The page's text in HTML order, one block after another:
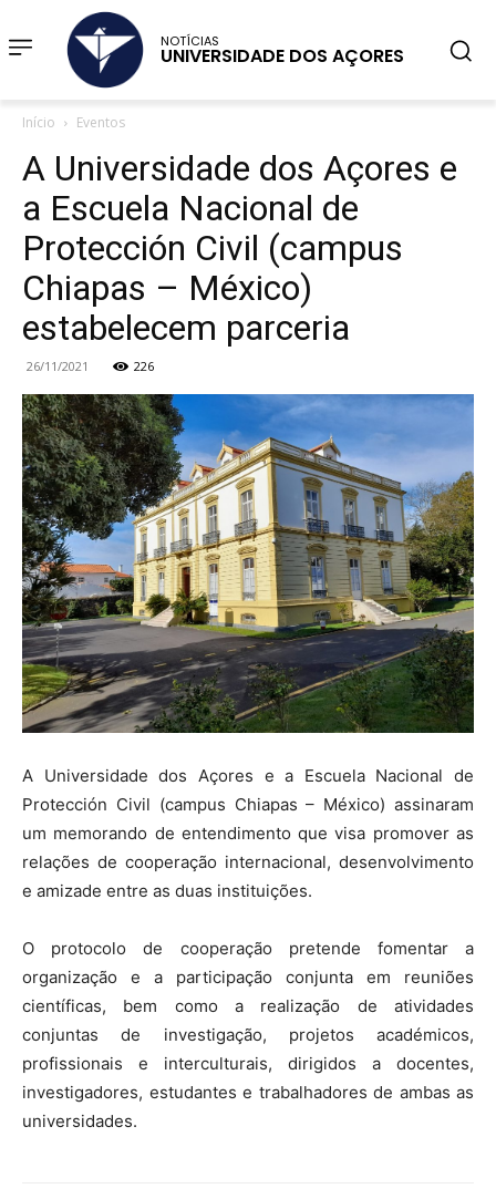
NOTÍCIAS
UNIVERSIDADE DOS AÇORES
Início Eventos
A Universidade dos Açores e
a Escuela Nacional de
Protección Civil (campus
Chiapas – México)
estabelecem parceria
26/11/2021 226
A Universidade dos Açores e a Escuela Nacional de
Protección Civil (campus Chiapas – México) assinaram
um memorando de entendimento que visa promover as
relações de cooperação internacional, desenvolvimento
e amizade entre as duas instituições.
O protocolo de cooperação pretende fomentar a
organização e a participação conjunta em reuniões
científicas, bem como a realização de atividades
conjuntas de investigação, projetos académicos,
profissionais e interculturais, dirigidos a docentes,
investigadores, estudantes e trabalhadores de ambas as
universidades.